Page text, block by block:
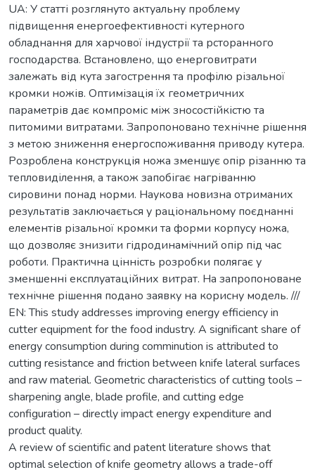
UA: У статті розглянуто актуальну проблему
підвищення енергоефективності кутерного
обладнання для харчової індустрії та рсторанного
господарства. Встановлено, що енерговитрати
залежать від кута загострення та профілю різальної
кромки ножів. Оптимізація їх геометричних
параметрів дає компроміс між зносостійкістю та
питомими витратами. Запропоновано технічне рішення
з метою зниження енергоспоживання приводу кутера.
Розроблена конструкція ножа зменшує опір різанню та
тепловиділення, а також запобігає нагріванню
сировини понад норми. Наукова новизна отриманих
результатів заключається у раціональному поєднанні
елементів різальної кромки та форми корпусу ножа,
що дозволяє знизити гідродинамічний опір під час
роботи. Практична цінність розробки полягає у
зменшенні експлуатаційних витрат. На запропоноване
технічне рішення подано заявку на корисну модель. ///
EN: This study addresses improving energy efficiency in
cutter equipment for the food industry. A significant share of
energy consumption during comminution is attributed to
cutting resistance and friction between knife lateral surfaces
and raw material. Geometric characteristics of cutting tools –
sharpening angle, blade profile, and cutting edge
configuration – directly impact energy expenditure and
product quality.
A review of scientific and patent literature shows that
optimal selection of knife geometry allows a trade-off